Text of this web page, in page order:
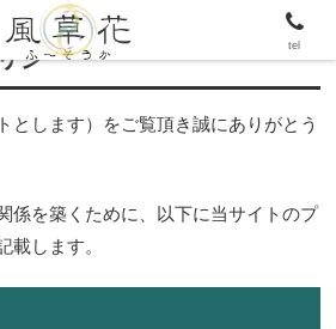
シー
とします）をご覧頂き誠にありがとう
係を築くために、以下に当サイトのプ
載します。
tel